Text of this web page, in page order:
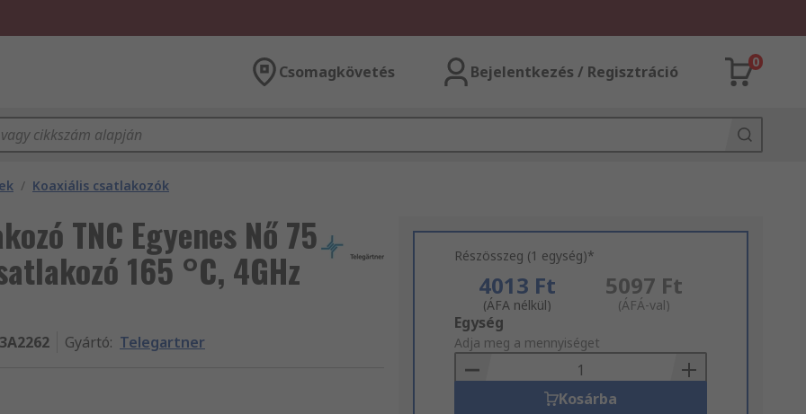
Csomagkövetés Bejelentkezés / Regisztráció
0
/ Koaxiális csatlakozók
TNC Egyenes Nő 75
165 °C, 4GHz
Gyártó: Telegartner
Részösszeg (1 egység)*
4013 Ft
(ÁFA nélkül)
5097 Ft
(ÁFÁ-val)
Add
to
Basket
Egység
Adja meg a mennyiséget
Kosárba